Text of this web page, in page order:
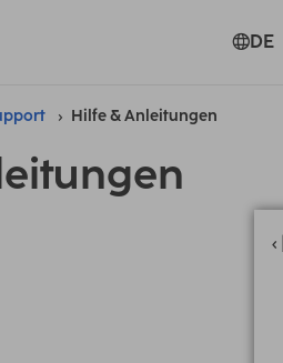
DE
Hilfe & Anleitungen